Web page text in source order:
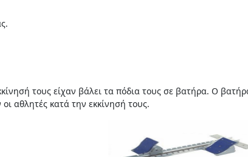
τους είχαν βάλει τα πόδια τους σε βατήρα. Ο
αθλητές κατά την εκκίνησή τους.